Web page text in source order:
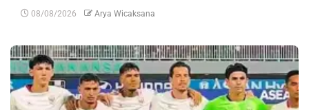
08/08/2026 Arya Wicaksana